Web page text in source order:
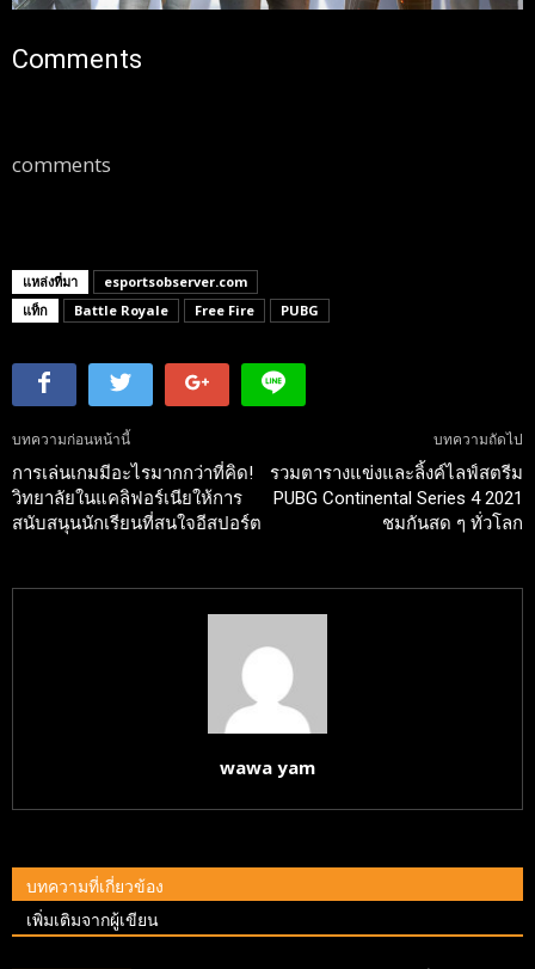
Comments
comments
แหล่งที่มา
esportsobserver.com
แท็ก
Battle Royale Free Fire PUBG
บทความก่อนหน้านี้
การเล่นเกมมีอะไรมากกว่าที่คิด!
วิทยาลัยในแคลิฟอร์เนียให้การ
สนับสนุนนักเรียนที่สนใจอีสปอร์ต
บทความถัดไป
รวมตารางแข่งและลิ้งค์ไลฟ์สตรีม
PUBG Continental Series 4 2021
ชมกันสด ๆ ทั่วโลก
wawa yam
บทความที่เกี่ยวข้อง
เพิ่มเติมจากผู้เขียน